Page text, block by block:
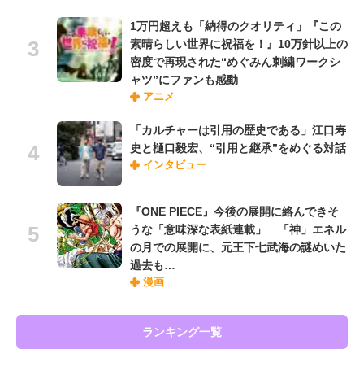
1万円超えも「納得のクオリティ」『この
素晴らしい世界に祝福を！』10万針以上の
密度で再現された“めぐみん刺繍ワークシ
ャツ”にファンも感動
アニメ
「カルチャーは引用の歴史である」江口寿
史と樋口毅宏、“引用と継承”をめぐる対話
インタビュー
『ONE PIECE』今後の展開に絡んできそ
うな「意味深な表紙連載」 「神」エネル
の月での展開に、元王下七武海の謎めいた
過去も…
漫画
ランキング一覧